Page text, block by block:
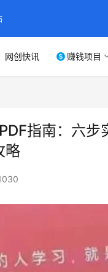
网创快讯 赚钱项目
指南：六步
略